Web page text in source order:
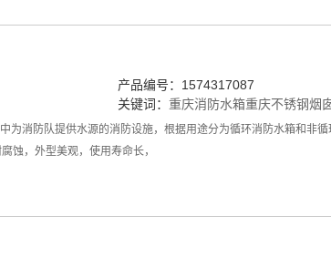
产品编号：1574317087
关键词： 重庆消防水箱重庆不锈钢烟
为消防队提供水源的消防设施，根据用途分为循环消防水箱和非
蚀，外型美观，使用寿命长，